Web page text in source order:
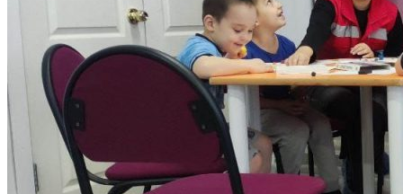
Объявления
Абитуриенту
ИНФОРМАЦИЯ ДЛЯ АБИТУРИЕНТОВ
ВЫСШЕЕ ОБРАЗОВАНИЕ
(БАКАЛАВРИАТ)